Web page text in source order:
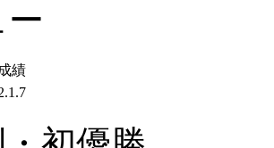
成績